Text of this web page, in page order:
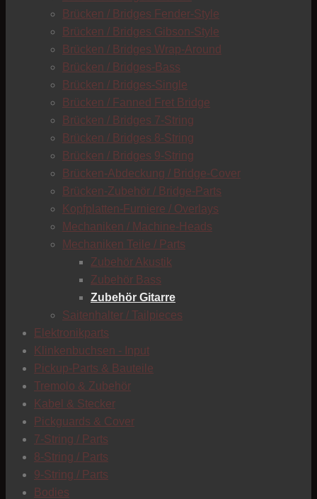
Brücken / Bridges Fender-Style
Brücken / Bridges Gibson-Style
Brücken / Bridges Wrap-Around
Brücken / Bridges-Bass
Brücken / Bridges-Single
Brücken / Fanned Fret Bridge
Brücken / Bridges 7-String
Brücken / Bridges 8-String
Brücken / Bridges 9-String
Brücken-Abdeckung / Bridge-Cover
Brücken-Zubehör / Bridge-Parts
Kopfplatten-Furniere / Overlays
Mechaniken / Machine-Heads
Mechaniken Teile / Parts
Zubehör Akustik
Zubehör Bass
Zubehör Gitarre
Saitenhalter / Tailpieces
Elektronikparts
Klinkenbuchsen - Input
Pickup-Parts & Bauteile
Tremolo & Zubehör
Kabel & Stecker
Pickguards & Cover
7-String / Parts
8-String / Parts
9-String / Parts
Bodies